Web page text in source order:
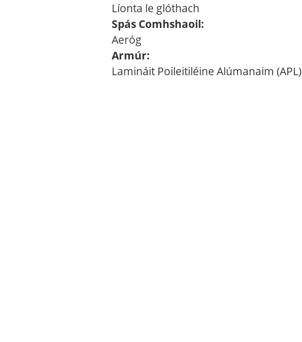
Líonta le glóthach
Spás Comhshaoil:
Aeróg
Armúr:
Lamináit Poileitiléine Alúmanaim (APL)